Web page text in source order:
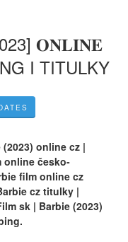
𝐎𝐍𝐋𝐈𝐍𝐄
I TITULKY
online cz |
online česko-
film online cz
cz titulky |
sk | Barbie (2023)